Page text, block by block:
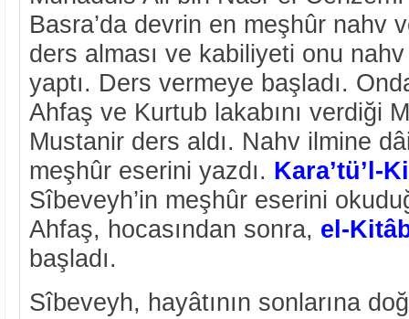
Basra’da devrin en meşhûr nahv
ders alması ve kabiliyeti onu
yaptı. Ders vermeye başladı.
Ahfaş ve Kurtub lakabını verdiği
Mustanir ders aldı. Nahv ilmine
meşhûr eserini yazdı. Kara’tü’l-
Sîbeveyh’in meşhûr eserini
Ahfaş, hocasından sonra, el-
başladı.
Sîbeveyh, hayâtının sonlarına